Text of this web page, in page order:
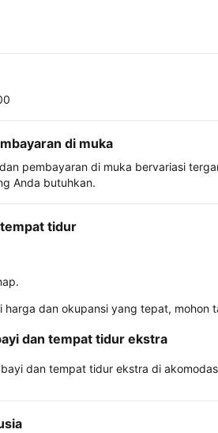
di muka
pembayaran di muka bervariasi
Anda butuhkan.
tidur
harga dan okupansi yang tepat,
dan tempat tidur ekstra
dan tempat tidur ekstra di